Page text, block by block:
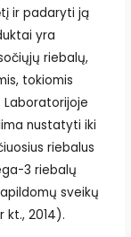
ir padaryti ją
yra
riebalų,
tokiomis
Laboratorijoje
nustatyti iki
riebalus
3 riebalų
sveikų
2014).